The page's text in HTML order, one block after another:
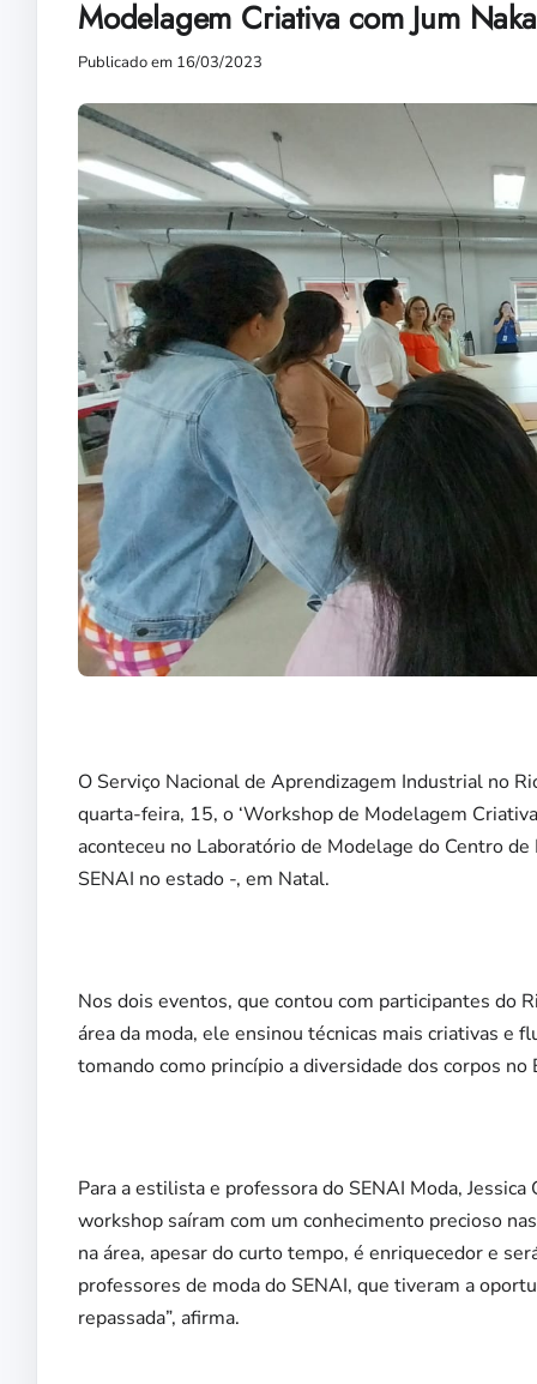
Modelagem Criativa com Jum
Publicado em 16/03/2023
O Serviço Nacional de Aprendizagem Industrial no
quarta-feira, 15, o ‘Workshop de Modelagem
aconteceu no Laboratório de Modelage do Centro
SENAI no estado -, em Natal.
Nos dois eventos, que contou com participantes do
área da moda, ele ensinou técnicas mais criativas e
tomando como princípio a diversidade dos corpos no
Para a estilista e professora do SENAI Moda,
workshop saíram com um conhecimento precioso
na área, apesar do curto tempo, é enriquecedor e
professores de moda do SENAI, que tiveram a
repassada”, afirma.